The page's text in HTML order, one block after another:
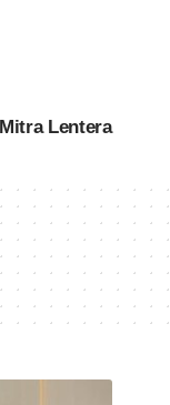
Mitra Lentera